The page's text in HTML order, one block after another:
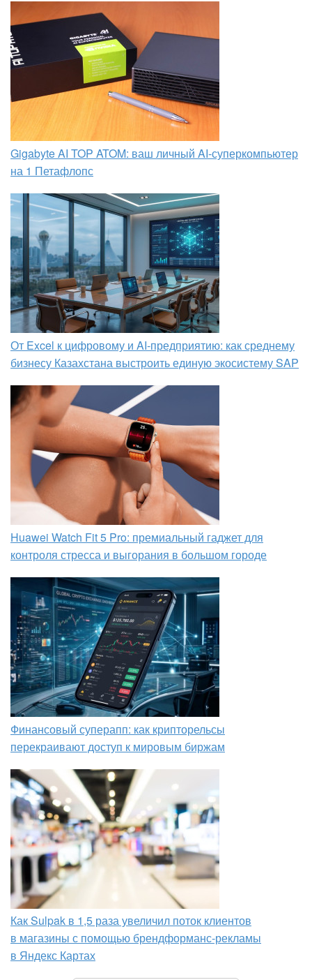
Gigabyte AI TOP ATOM: ваш личный AI-суперкомпьютер
на 1 Петафлопс
От Excel к цифровому и AI‑предприятию: как среднему
бизнесу Казахстана выстроить единую экосистему SAP
Huawei Watch Fit 5 Pro: премиальный гаджет для
контроля стресса и выгорания в большом городе
Финансовый суперапп: как крипторельсы
перекраивают доступ к мировым биржам
Как Sulpak в 1,5 раза увеличил поток клиентов
в магазины с помощью брендформанс-рекламы
в Яндекс Картах